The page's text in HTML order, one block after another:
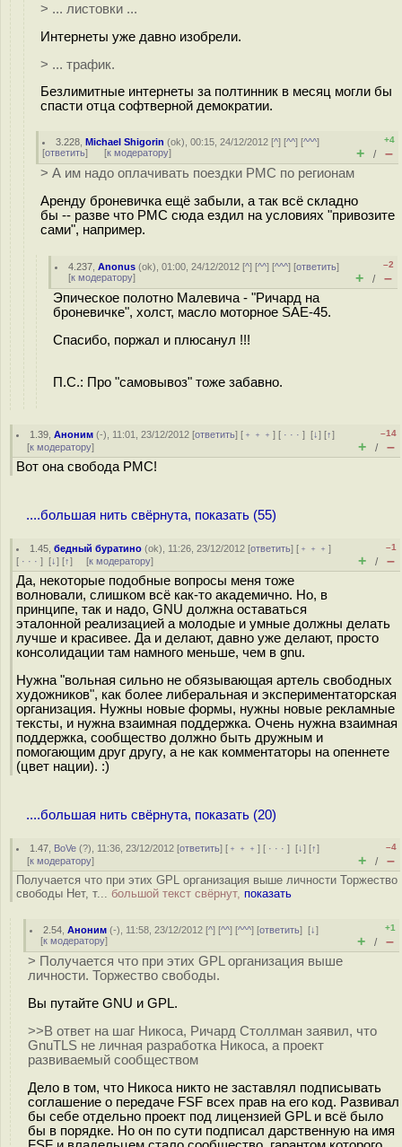
> ... листовки ...
Интернеты уже давно изобрели.
> ... трафик.
Безлимитные интернеты за полтинник в месяц могли бы
спасти отца софтверной демократии.
3.228 ,Michael Shigorin (ok), 00:15, 24/12/2012 [^] [^^] [^^^]
[ответить] [к модератору]
+4
+ / –
> А им надо оплачивать поездки РМС по регионам
Аренду броневичка ещё забыли, а так всё складно
бы -- разве что РМС сюда ездил на условиях "привозите
сами", например.
4.237 ,Anonus (ok), 01:00, 24/12/2012 [^] [^^] [^^^] [ответить]
[к модератору]
–2
+ / –
Эпическое полотно Малевича - "Ричард на
броневичке", холст, масло моторное SAE-45.
Спасибо, поржал и плюсанул !!!
П.С.: Про "самовывоз" тоже забавно.
1.39 ,Аноним (-), 11:01, 23/12/2012 [ответить] [ ﹢﹢﹢] [ · · ·][↓] [↑]
[к модератору]
–14
+ / –
Вот она свобода РМС!
....большая нить свёрнута, показать (55)
1.45 ,бедный буратино (ok), 11:26, 23/12/2012 [ответить] [ ﹢﹢﹢]
[ · · · ] [↓] [↑] [к модератору]
–1
+ / –
Да, некоторые подобные вопросы меня тоже
волновали, слишком всё как-то академично. Но, в
принципе, так и надо, GNU должна оставаться
эталонной реализацией а молодые и умные должны делать
лучше и красивее. Да и делают, давно уже делают, просто
консолидации там намного меньше, чем в gnu.
Нужна "вольная сильно не обязывающая артель свободных
художников", как более либеральная и экспериментаторская
организация. Нужны новые формы, нужны новые рекламные
тексты, и нужна взаимная поддержка. Очень нужна взаимная
поддержка, сообщество должно быть дружным и
помогающим друг другу, а не как комментаторы на опеннете
(цвет нации). :)
....большая нить свёрнута, показать (20)
1.47 BoVe (?), 11:36, 23/12/2012 [ответить] [ ﹢﹢﹢] [ · · ·][↓] [↑]
[к модератору]
–4
+ / –
Получается что при этих GPL организация выше личности Торжество
свободы Нет, т... большой текст свёрнут, показать
2.54 ,Аноним (-), 11:58, 23/12/2012 [^] [^^] [^^^] [ответить][↓]
[к модератору]
+1
+ / –
> Получается что при этих GPL организация выше
личности. Торжество свободы.
Вы путайте GNU и GPL.
>>В ответ на шаг Никоса, Ричард Столлман заявил, что
GnuTLS не личная разработка Никоса, а проект
развиваемый сообществом
Дело в том, что Никоса никто не заставлял подписывать
соглашение о передаче FSF всех прав на его код. Развивал
бы себе отдельно проект под лицензией GPL и всё было
бы в порядке. Но он по сути подписал дарственную на имя